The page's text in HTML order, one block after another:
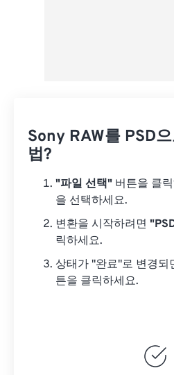
Sony RAW를 PSD
법?
"파일 선택" 버튼을 클
을 선택하세요.
변환을 시작하려면
릭하세요.
상태가 "완료"로 변경되
튼을 클릭하세요.